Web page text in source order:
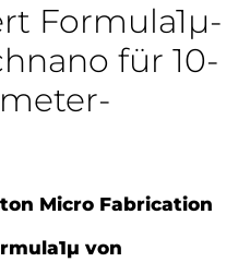
Formula1µ-
für 10-
Micro Fabrication
von